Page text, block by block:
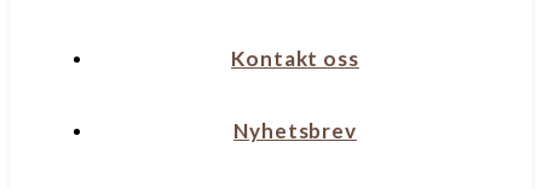
Kontakt oss
Nyhetsbrev